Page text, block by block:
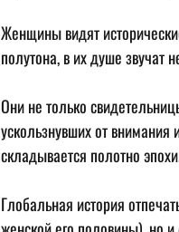
Женщины видят
полутона, в их душе звучат
Они не только
ускользнувших от внимания
складывается полотно
Глобальная история